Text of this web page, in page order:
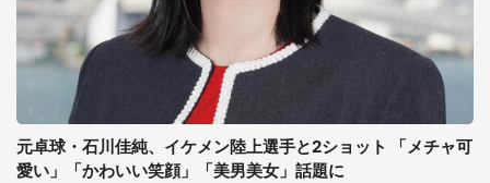
元卓球・石川佳純、イケメン陸上選手と2ショット 「メチャ可
愛い」「かわいい笑顔」「美男美女」話題に